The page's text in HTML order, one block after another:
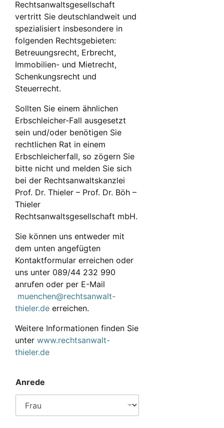
Rechtsanwaltsgesellschaft
vertritt Sie deutschlandweit und
spezialisiert insbesondere in
folgenden Rechtsgebieten:
Betreuungsrecht, Erbrecht,
Immobilien- und Mietrecht,
Schenkungsrecht und
Steuerrecht.
Sollten Sie einem ähnlichen
Erbschleicher-Fall ausgesetzt
sein und/oder benötigen Sie
rechtlichen Rat in einem
Erbschleicherfall, so zögern Sie
bitte nicht und melden Sie sich
bei der Rechtsanwaltskanzlei
Prof. Dr. Thieler – Prof. Dr. Böh –
Thieler
Rechtsanwaltsgesellschaft mbH.
Sie können uns entweder mit
dem unten angefügten
Kontaktformular erreichen oder
uns unter 089/44 232 990
anrufen oder per E-Mail
muenchen@rechtsanwalt-
thieler.de erreichen.
Weitere Informationen finden Sie
unter www.rechtsanwalt-
thieler.de
Anrede